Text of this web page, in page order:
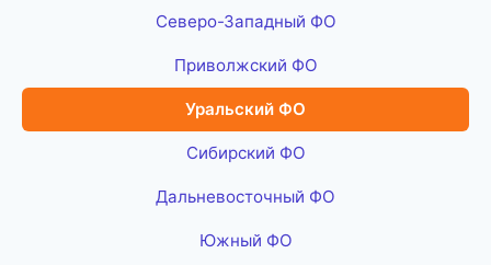
Северо-Западный ФО
Приволжский ФО
Уральский ФО
Сибирский ФО
Дальневосточный ФО
Южный ФО